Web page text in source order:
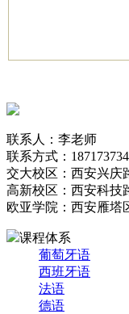
联系人：李老师
联系方式：
交大校区：西安兴庆
高新校区：西安科技
欧亚学院：西安雁塔
课程体系
葡萄牙语
西班牙语
法语
德语